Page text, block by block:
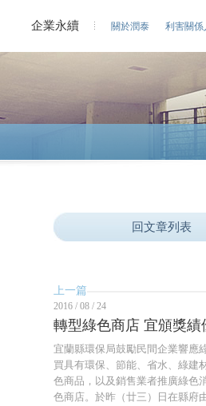
企業永續 利害關係
關於潤泰
回文章列表
上一篇
2016 / 08 / 24
轉型綠色商店 宜頒獎績
宜蘭縣環保局鼓勵民間企業響應
買具有環保、節能、省水、綠建
色商品，以及銷售業者推廣綠色
色商店。於昨（廿三）日在縣府